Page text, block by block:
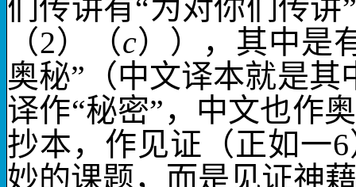
们传讲有“为对你们传讲
（2）（c）），其中是
奥秘”（中文译本就是
译作“秘密”，中文也作
抄本，作见证 （正如一6
妙的课题，而是见证神